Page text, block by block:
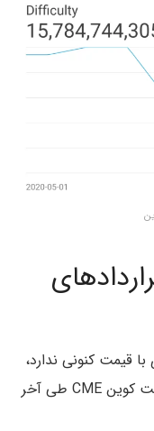
قیمت کنونی ندارد،
گپ ایجاد شده در بازار قراردادهای آتی بیت کوین CME طی آخر